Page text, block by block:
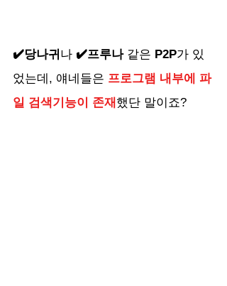
✔️당나귀 나 ✔️프루나 같은 P2P가 있
었는데, 얘네들은 프로그램 내부에 파
일 검색기능이 존재 했단 말이죠?